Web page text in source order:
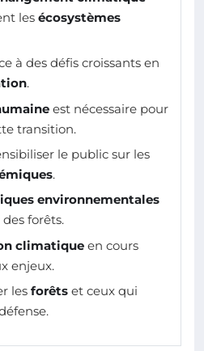
les écosystèmes
à des défis croissants en
.
est nécessaire pour
transition.
le public sur les
.
environnementales
forêts.
climatique en cours
enjeux.
les forêts et ceux qui